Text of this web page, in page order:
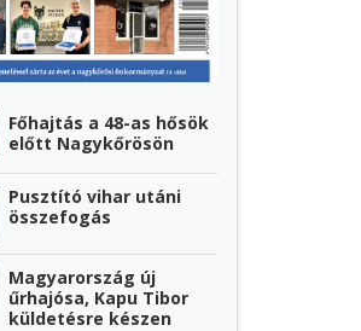
Főhajtás a 48-as hősök
előtt Nagykőrösön
Pusztító vihar utáni
összefogás
Magyarország új
űrhajósa, Kapu Tibor
küldetésre készen